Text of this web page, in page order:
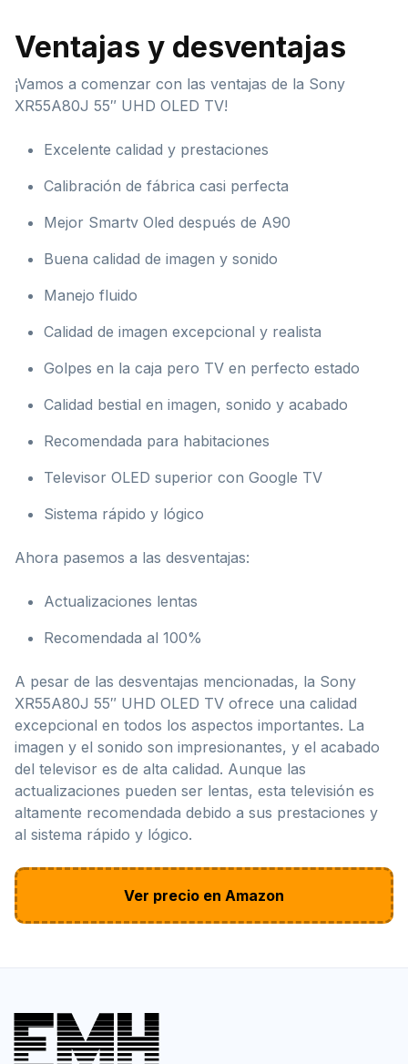
Ventajas y desventajas
¡Vamos a comenzar con las ventajas de la Sony
XR55A80J 55″ UHD OLED TV!
Excelente calidad y prestaciones
Calibración de fábrica casi perfecta
Mejor Smartv Oled después de A90
Buena calidad de imagen y sonido
Manejo fluido
Calidad de imagen excepcional y realista
Golpes en la caja pero TV en perfecto estado
Calidad bestial en imagen, sonido y acabado
Recomendada para habitaciones
Televisor OLED superior con Google TV
Sistema rápido y lógico
Ahora pasemos a las desventajas:
Actualizaciones lentas
Recomendada al 100%
A pesar de las desventajas mencionadas, la Sony
XR55A80J 55″ UHD OLED TV ofrece una calidad
excepcional en todos los aspectos importantes. La
imagen y el sonido son impresionantes, y el acabado
del televisor es de alta calidad. Aunque las
actualizaciones pueden ser lentas, esta televisión es
altamente recomendada debido a sus prestaciones y
al sistema rápido y lógico.
Ver precio en Amazon